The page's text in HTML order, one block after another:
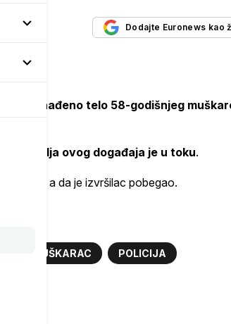
Dodajte Euronews kao
je pronađeno telo 58-godišnjeg
detalja ovog događaja je u toku.
, a da je izvršilac pobegao.
MUŠKARAC POLICIJA